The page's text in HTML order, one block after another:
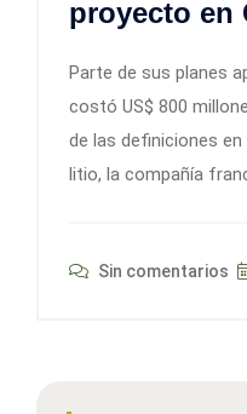
proyecto en
Parte de sus planes
costó US$ 800
de las definiciones
litio, la compañía
Sin comentarios